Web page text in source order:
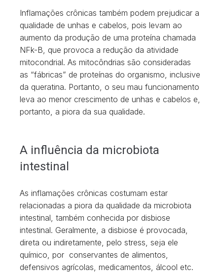
Inflamações crônicas também podem prejudicar a
qualidade de unhas e cabelos, pois levam ao
aumento da produção de uma proteína chamada
NFk-B, que provoca a redução da atividade
mitocondrial. As mitocôndrias são consideradas
as “fábricas” de proteínas do organismo, inclusive
da queratina. Portanto, o seu mau funcionamento
leva ao menor crescimento de unhas e cabelos e,
portanto, a piora da sua qualidade.
A influência da microbiota
intestinal
As inflamações crônicas costumam estar
relacionadas a piora da qualidade da microbiota
intestinal, também conhecida por disbiose
intestinal. Geralmente, a disbiose é provocada,
direta ou indiretamente, pelo stress, seja ele
químico, por conservantes de alimentos,
defensivos agrícolas, medicamentos, álcool etc.